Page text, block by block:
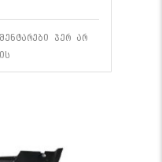
ჯერ არ